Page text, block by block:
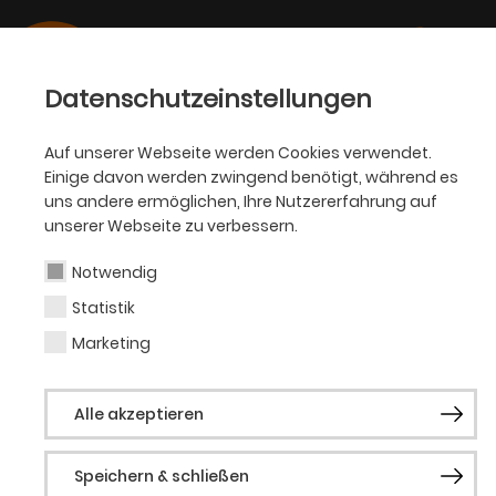
Datenschutzeinstellungen
Auf unserer Webseite werden Cookies verwendet.
Einige davon werden zwingend benötigt, während es
uns andere ermöglichen, Ihre Nutzererfahrung auf
unserer Webseite zu verbessern.
Notwendig
Statistik
Marketing
Alle akzeptieren
Speichern & schließen
Gruppenservice und
Besucherorganisationen
Ihr Theaterbesuch in der Gruppe
Wir beraten und unterstützen Sie dabei,
den Besuch mit Ihrer Gruppe im Theater
Dortmund zu schnüren. Für Ihre Gruppe halten
wir besondere Konditionen bereit.